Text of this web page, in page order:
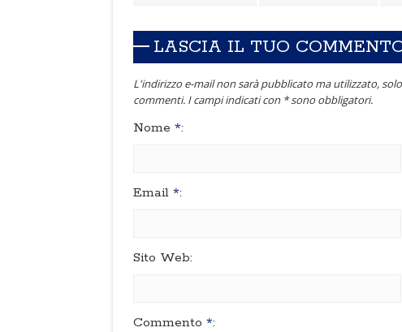
LASCIA IL TUO
L'indirizzo e-mail non sarà pubblicato ma utilizzato,
commenti. I campi indicati con * sono obbligatori.
Nome *:
Email *:
Sito Web:
Commento *: